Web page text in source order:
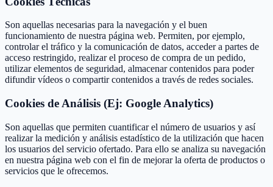
Son aquellas necesarias para la navegación y el buen
funcionamiento de nuestra página web. Permiten, por ejemplo,
controlar el tráfico y la comunicación de datos, acceder a partes de
acceso restringido, realizar el proceso de compra de un pedido,
utilizar elementos de seguridad, almacenar contenidos para poder
difundir vídeos o compartir contenidos a través de redes sociales.
Cookies de Análisis (Ej: Google Analytics)
Son aquellas que permiten cuantificar el número de usuarios y así
realizar la medición y análisis estadístico de la utilización que hacen
los usuarios del servicio ofertado. Para ello se analiza su navegación
en nuestra página web con el fin de mejorar la oferta de productos o
servicios que le ofrecemos.